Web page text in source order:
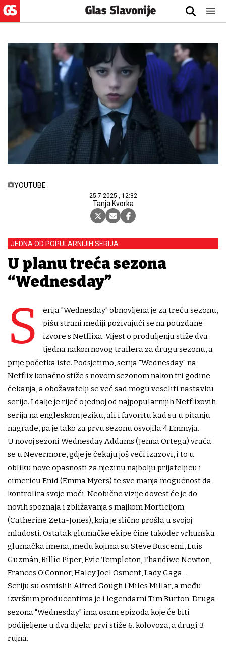
YOUTUBE
25.7.2025., 12:32
Tanja Kvorka
JEDNA OD POPULARNIJIH SERIJA
U planu treća sezona
“Wednesday”
S
erija "Wednesday" obnovljena je za treću sezonu,
pišu strani mediji pozivajući se na pouzdane
izvore s Netflixa. Vijest o produljenju stiže dva
tjedna nakon novog trailera za drugu sezonu, a
prije početka iste. Podsjetimo, serija "Wednesday" na
Netflix konačno stiže s novom sezonom nakon tri godine
čekanja, a obožavatelji se već sad mogu veseliti nastavku
serije. I dalje je riječ o jednoj od najpopularnijih Netflixovih
serija na engleskom jeziku, ali i favoritu kad su u pitanju
nagrade, pa je tako za prvu sezonu osvojila 4 Emmyja.
U novoj sezoni Wednesday Addams (Jenna Ortega) vraća
se u Nevermore, gdje je čekaju još veći izazovi, i to u
obliku nove opasnosti za njezinu najbolju prijateljicu i
cimericu Enid (Emma Myers) te sve manja mogućnost da
kontrolira svoje moći. Neobične vizije dovest će je do
novih spoznaja i zbližavanja s majkom Morticijom
(Catherine Zeta-Jones), koja je slično prošla u svojoj
mladosti. Ostatak glumačke ekipe čine također vrhunska
glumačka imena, među kojima su Steve Buscemi, Luis
Guzmán, Billie Piper, Evie Templeton, Thandiwe Newton,
Frances O'Connor, Haley Joel Osment, Lady Gaga…
Seriju su osmislili Alfred Gough i Miles Millar, a među
izvršnim producentima je i legendarni Tim Burton. Druga
sezona "Wednesday" ima osam epizoda koje će biti
podijeljene u dva dijela: prvi stiže 6. kolovoza, a drugi 3.
rujna.